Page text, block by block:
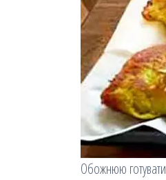
Обожнюю готувати